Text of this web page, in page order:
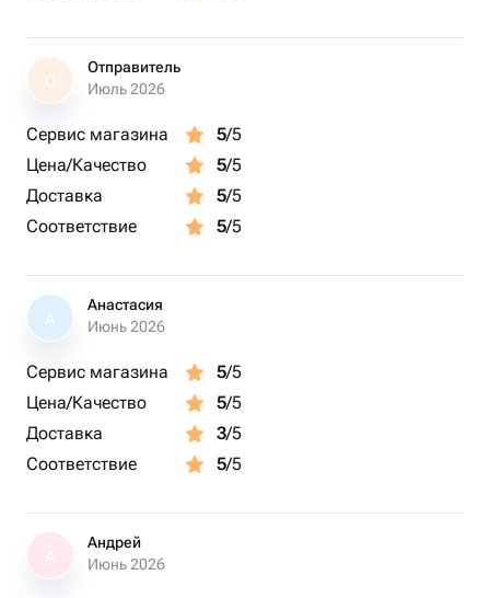
О
Отправитель
Июль 2026
Сервис магазина 5/5
Цена/Качество
5/5
Доставка
5/5
Соответствие
5/5
А
Анастасия
Июнь 2026
Сервис магазина 5/5
Цена/Качество
5/5
Доставка
3/5
Соответствие
5/5
Андрей
Июнь 2026